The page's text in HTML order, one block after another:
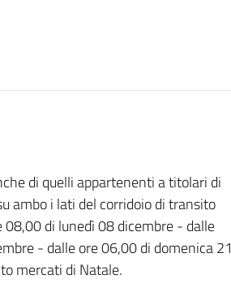
di quelli appartenenti a titolari di
ambo i lati del corridoio di transito
di lunedì 08 dicembre - dalle
- dalle ore 06,00 di domenica 21
mercati di Natale.